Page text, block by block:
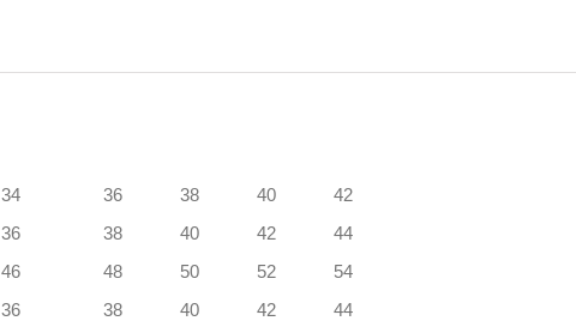
34 36 38 40
42
36 38 40 42
44
46 48 50 52
54
36 38 40 42 44